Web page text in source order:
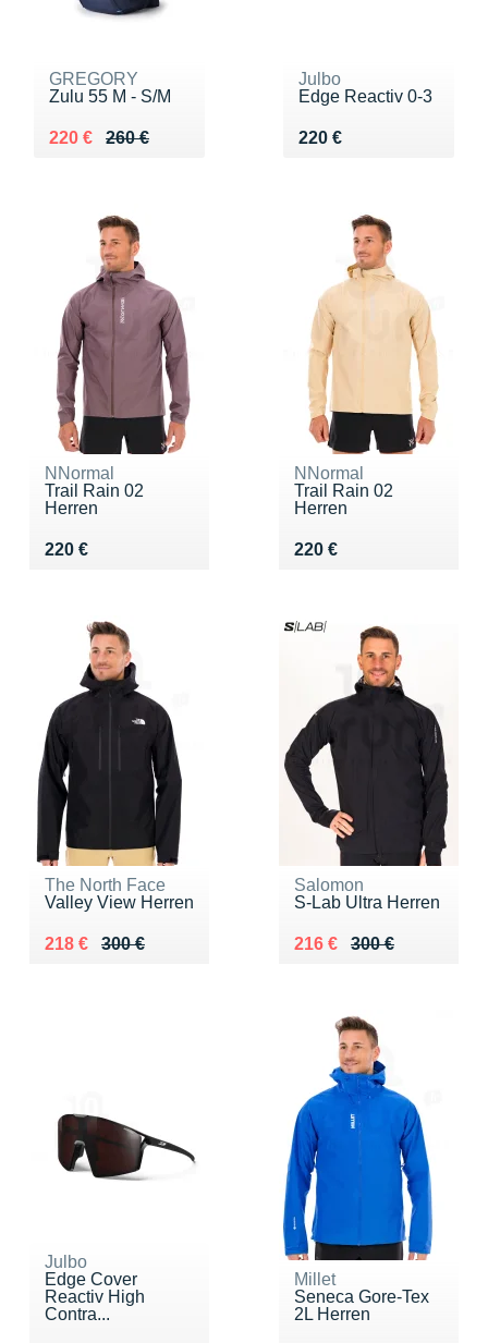
GREGORY
Zulu 55 M - S/M
260 €
Au lieu de 260 €
220 €
Vendu 220 €
Julbo
Edge Reactiv 0-3
220 €
Vendu 220 €
NNormal
Trail Rain 02
Herren
220 €
Vendu 220 €
NNormal
Trail Rain 02
Herren
220 €
Vendu 220 €
The North Face
Valley View Herren
300 €
Au lieu de 300 €
218 €
Vendu 218 €
Salomon
S-Lab Ultra Herren
300 €
Au lieu de 300 €
216 €
Vendu 216 €
Julbo
Edge Cover
Reactiv High
Contra...
Millet
Seneca Gore-Tex
2L Herren